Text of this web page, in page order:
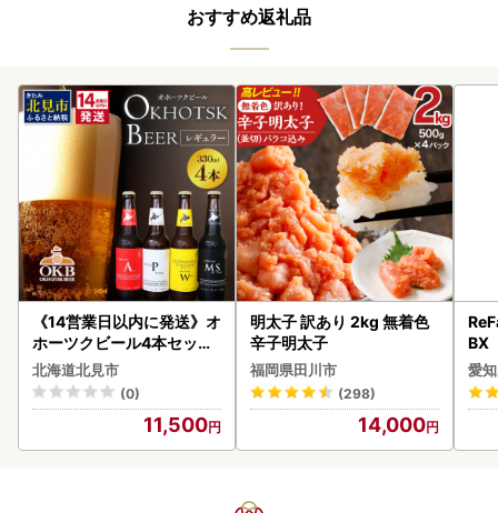
おすすめ返礼品
《14営業日以内に発送》オ
ホーツクビール4本セット
( 飲料 飲み物 お酒 ビール
クラフトビール 瓶ビール
贈答 ギフト 贈り物 お中元
御中元 お歳暮 御歳暮 お祝
い プレゼント モルトビー
北海道北見市
(0)
11,500
明太子 訳あり 2kg 無着色
辛子明太子
福岡県田川市
(298)
14,000
BX
ー
ファ
愛